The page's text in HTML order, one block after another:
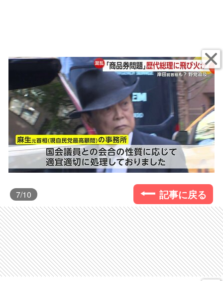
7/10 記事に戻る